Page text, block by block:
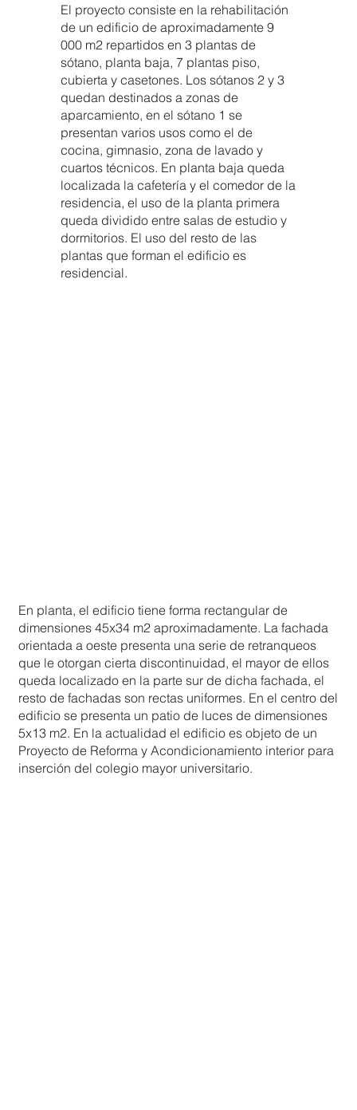
El proyecto consiste en la rehabilitación
de un edificio de aproximadamente 9
000 m2 repartidos en 3 plantas de
sótano, planta baja, 7 plantas piso,
cubierta y casetones. Los sótanos 2 y 3
quedan destinados a zonas de
aparcamiento, en el sótano 1 se
presentan varios usos como el de
cocina, gimnasio, zona de lavado y
cuartos técnicos. En planta baja queda
localizada la cafetería y el comedor de la
residencia, el uso de la planta primera
queda dividido entre salas de estudio y
dormitorios. El uso del resto de las
plantas que forman el edificio es
residencial.
En planta, el edificio tiene forma rectangular de
dimensiones 45x34 m2 aproximadamente. La fachada
orientada a oeste presenta una serie de retranqueos
que le otorgan cierta discontinuidad, el mayor de ellos
queda localizado en la parte sur de dicha fachada, el
resto de fachadas son rectas uniformes. En el centro del
edificio se presenta un patio de luces de dimensiones
5x13 m2. En la actualidad el edificio es objeto de un
Proyecto de Reforma y Acondicionamiento interior para
inserción del colegio mayor universitario.